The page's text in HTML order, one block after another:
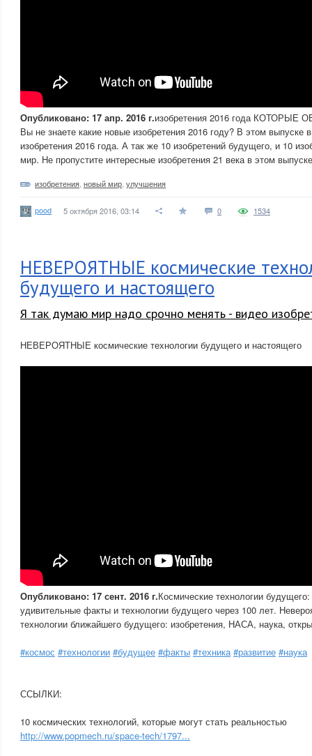
Опубликовано: 17 апр. 2016 г.изобретения 2016 года
Вы не знаете какие новые изобретения 2016 году? В этом выпуске
изобретения 2016 года. А так же 10 изобретений будущего, и 10
мир. Не пропустите интересные изобретения 21 века в этом
изобретения новый мир улучшения
pood 5 октября 2016, 03:14 0 1534
НЕВЕРОЯТНЫЕ космические
будущего и настоящего
Я так думаю мир надо срочно менять - видео
НЕВЕРОЯТНЫЕ космические технологии будущего и настоящего
Опубликовано: 17 сент. 2016 г.Космические технологии
удивительные факты и технологии будущего через 100 лет.
технологии ближайшего будущего: изобретения, НАСА, наука,
#космос #технологии #будущее #факты #техника #развитие #наука
ССЫЛКИ:
10 космических технологий, которые могут стать реальностью
http://www.popmech.ru/space-tech/1797...